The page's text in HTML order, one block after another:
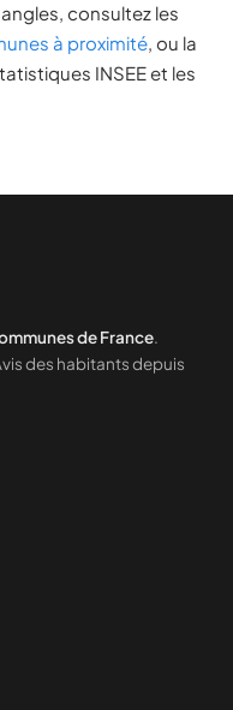
consultez les
à proximité, ou la
INSEE et les
de France.
des habitants depuis